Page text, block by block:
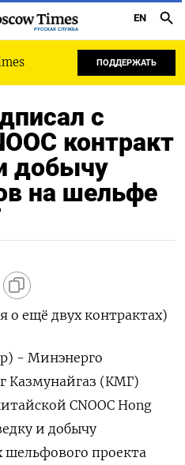
РУССКАЯ СЛУЖБА
EN
ПОДДЕРЖАТЬ
с
контракт
добычу
на шельфе
ещё двух контрактах)
- Минэнерго
Казмунайгаз (КМГ)
CNOOC Hong
и добычу
шельфового проекта